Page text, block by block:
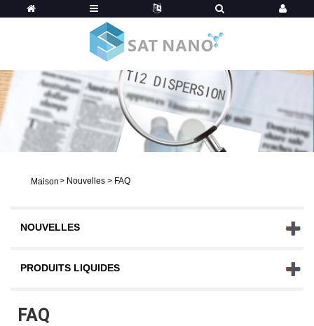
Maison> Nouvelles > FAQ
NOUVELLES
PRODUITS LIQUIDES
FAQ